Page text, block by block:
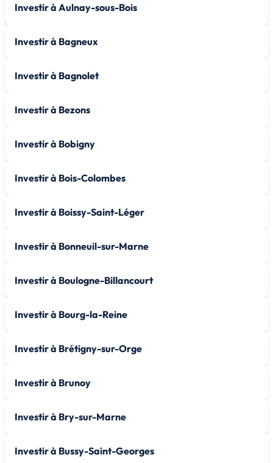
Investir à Aulnay-sous-Bois
Investir à Bagneux
Investir à Bagnolet
Investir à Bezons
Investir à Bobigny
Investir à Bois-Colombes
Investir à Boissy-Saint-Léger
Investir à Bonneuil-sur-Marne
Investir à Boulogne-Billancourt
Investir à Bourg-la-Reine
Investir à Brétigny-sur-Orge
Investir à Brunoy
Investir à Bry-sur-Marne
Investir à Bussy-Saint-Georges